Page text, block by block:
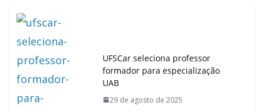
UFSCar seleciona professor
formador para especialização
UAB
29 de agosto de 2025